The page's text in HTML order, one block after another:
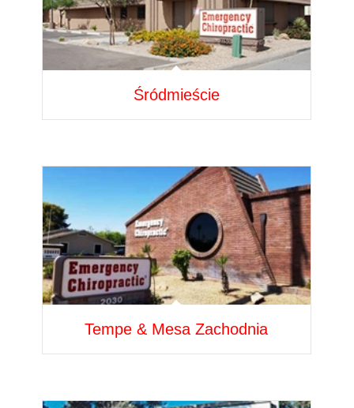
Śródmieście
Tempe & Mesa Zachodnia